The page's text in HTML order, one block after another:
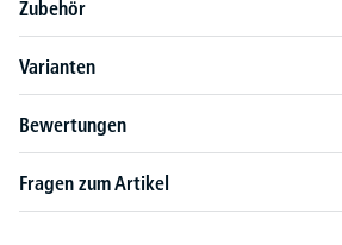
Zubehör
Varianten
Bewertungen
Fragen zum Artikel